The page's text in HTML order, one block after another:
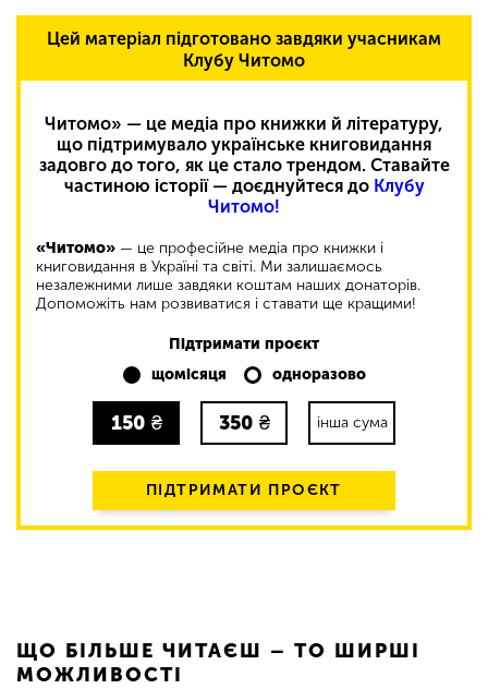
Цей матеріал підготовано завдяки учасникам
Клубу Читомо
Читомо» — це медіа про книжки й літературу,
що підтримувало українське книговидання
задовго до того, як це стало трендом. Ставайте
частиною історії — доєднуйтеся до Клубу
Читомо!
«Читомо» — це професійне медіа про книжки і
книговидання в Україні та світі. Ми залишаємось
незалежними лише завдяки коштам наших донаторів.
Допоможіть нам розвиватися і ставати ще кращими!
Підтримати проєкт
щомісяця
одноразово
150 ₴ 350 ₴ інша сума
ПІДТРИМАТИ ПРОЄКТ
ЩО БІЛЬШЕ ЧИТАЄШ – ТО ШИРШІ
МОЖЛИВОСТІ